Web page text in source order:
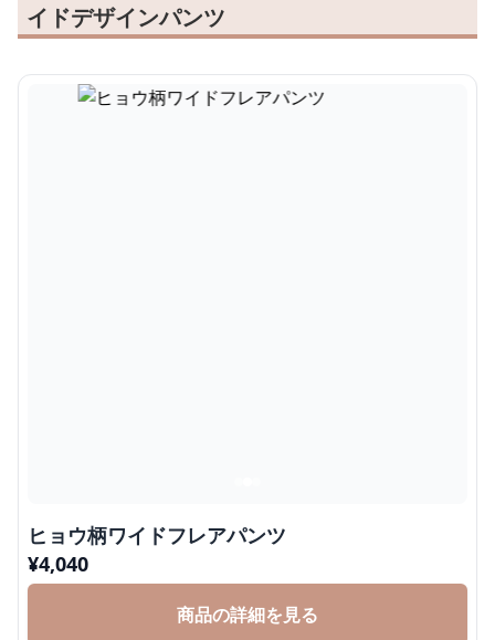
イドデザインパンツ
ヒョウ柄ワイドフレアパンツ
¥4,040
商品の詳細を見る